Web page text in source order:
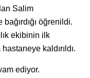
Salim
öğrenildi.
ekibinin ilk
kaldırıldı.
ediyor.